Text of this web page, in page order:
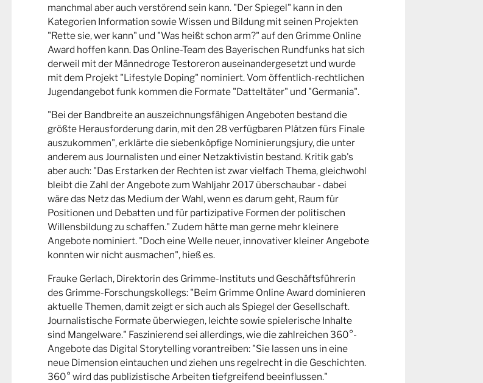
manchmal aber auch verstörend sein kann. "Der Spiegel" kann in den
Kategorien Information sowie Wissen und Bildung mit seinen Projekten
"Rette sie, wer kann" und "Was heißt schon arm?" auf den Grimme Online
Award hoffen kann. Das Online-Team des Bayerischen Rundfunks hat sich
derweil mit der Männedroge Testoreron auseinandergesetzt und wurde
mit dem Projekt "Lifestyle Doping" nominiert. Vom öffentlich-rechtlichen
Jugendangebot funk kommen die Formate "Datteltäter" und "Germania".
"Bei der Bandbreite an auszeichnungsfähigen Angeboten bestand die
größte Herausforderung darin, mit den 28 verfügbaren Plätzen fürs Finale
auszukommen", erklärte die siebenköpfige Nominierungsjury, die unter
anderem aus Journalisten und einer Netzaktivistin bestand. Kritik gab's
aber auch: "Das Erstarken der Rechten ist zwar vielfach Thema, gleichwohl
bleibt die Zahl der Angebote zum Wahljahr 2017 überschaubar - dabei
wäre das Netz das Medium der Wahl, wenn es darum geht, Raum für
Positionen und Debatten und für partizipative Formen der politischen
Willensbildung zu schaffen." Zudem hätte man gerne mehr kleinere
Angebote nominiert. "Doch eine Welle neuer, innovativer kleiner Angebote
konnten wir nicht ausmachen", hieß es.
Frauke Gerlach, Direktorin des Grimme-Instituts und Geschäftsführerin
des Grimme-Forschungskollegs: "Beim Grimme Online Award dominieren
aktuelle Themen, damit zeigt er sich auch als Spiegel der Gesellschaft.
Journalistische Formate überwiegen, leichte sowie spielerische Inhalte
sind Mangelware." Faszinierend sei allerdings, wie die zahlreichen 360°-
Angebote das Digital Storytelling vorantreiben: "Sie lassen uns in eine
neue Dimension eintauchen und ziehen uns regelrecht in die Geschichten.
360° wird das publizistische Arbeiten tiefgreifend beeinflussen."